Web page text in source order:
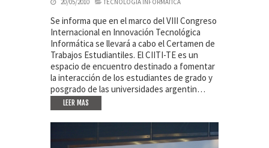
Se informa que en el marco del VIII Congreso
Internacional en Innovación Tecnológica
Informática se llevará a cabo el Certamen de
Trabajos Estudiantiles. El CIITI-TE es un
espacio de encuentro destinado a fomentar
la interacción de los estudiantes de grado y
posgrado de las universidades argentin…
LEER MAS